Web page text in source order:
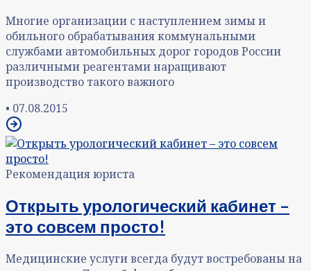
Многие организации с наступлением зимы и
обильного обрабатывания коммунальными
службами автомобильных дорог городов России
различными реагентами наращивают
производство такого важного
• 07.08.2015
Рекомендация юриста
Открыть урологический кабинет –
это совсем просто!
Медицинские услуги всегда будут востребованы на